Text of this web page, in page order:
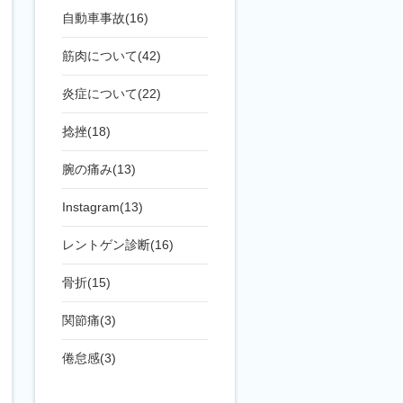
自動車事故(16)
筋肉について(42)
炎症について(22)
捻挫(18)
腕の痛み(13)
Instagram(13)
レントゲン診断(16)
骨折(15)
関節痛(3)
倦怠感(3)